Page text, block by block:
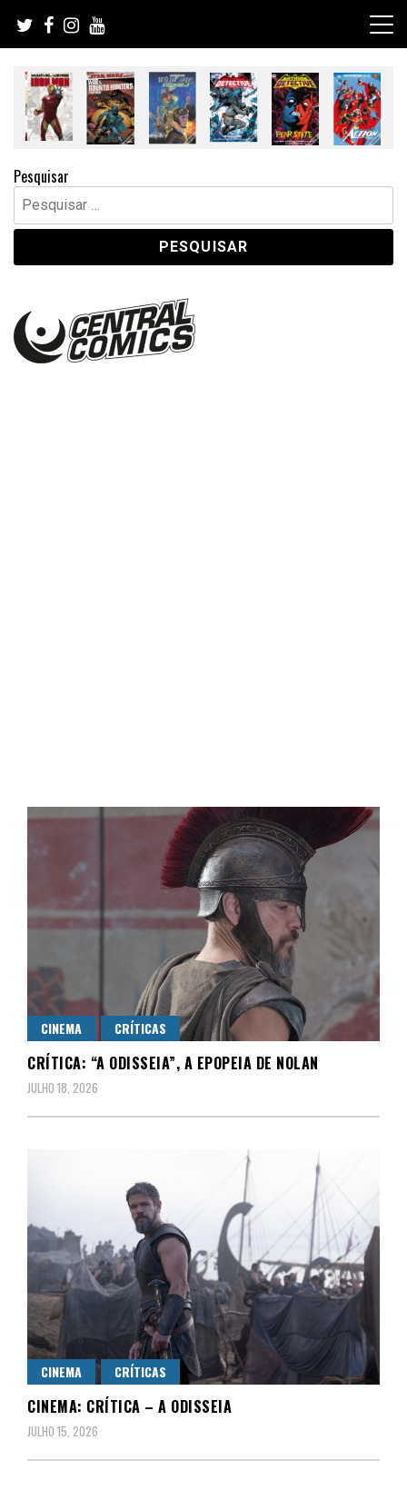
content
Pesquisar
Pesquisar
por:
Central Comics
CINEMA CRÍTICAS
CRÍTICA: “A ODISSEIA”, A EPOPEIA DE NOLAN
JULHO 18, 2026
CINEMA CRÍTICAS
CINEMA: CRÍTICA – A ODISSEIA
JULHO 15, 2026